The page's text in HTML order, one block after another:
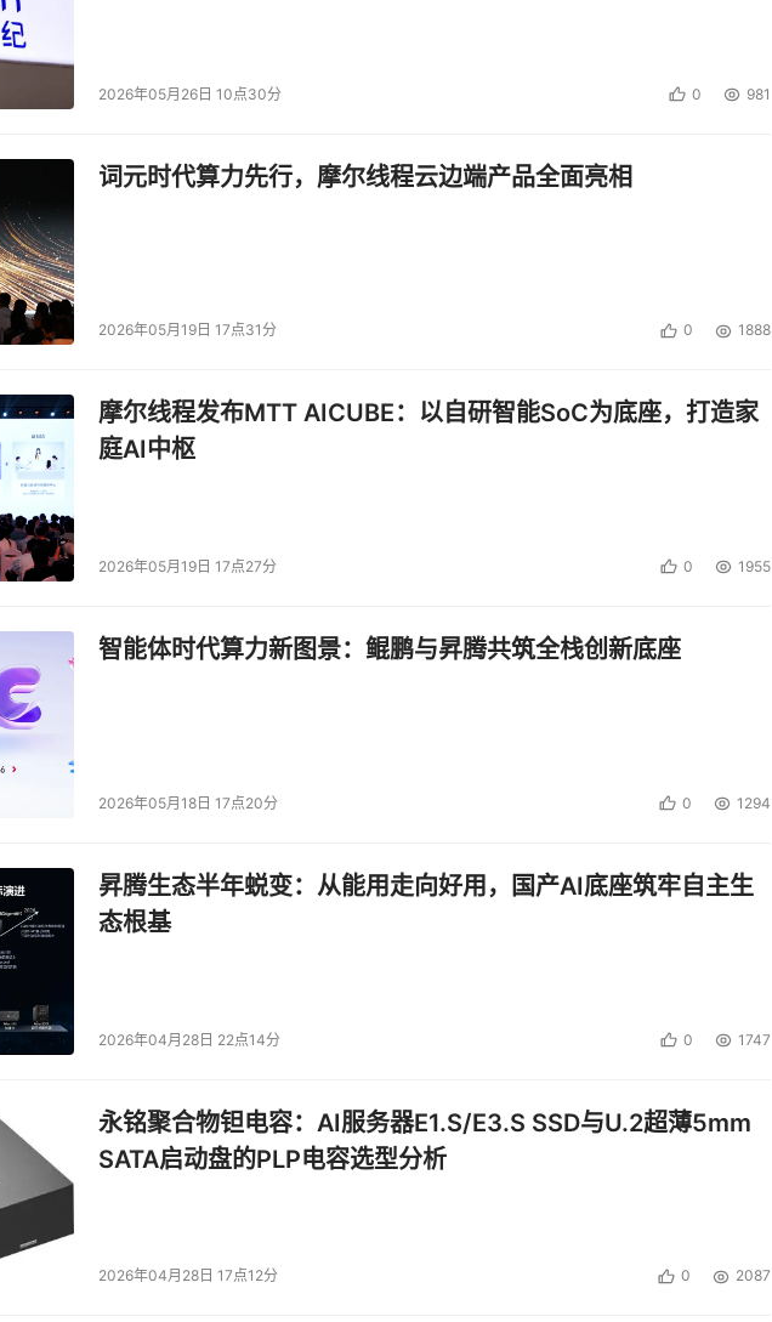
2026年05月26日 10点30分 0 981
词元时代算力先行，摩尔线程云边端产品全面亮相
2026年05月19日 17点31分 0 1888
摩尔线程发布MTT AICUBE：以自研智能SoC为底座，打造家
庭AI中枢
2026年05月19日 17点27分 0 1955
智能体时代算力新图景：鲲鹏与昇腾共筑全栈创新底座
2026年05月18日 17点20分 0 1294
昇腾生态半年蜕变：从能用走向好用，国产AI底座筑牢自主生
态根基
2026年04月28日 22点14分 0 1747
永铭聚合物钽电容：AI服务器E1.S/E3.S SSD与U.2超薄5mm
SATA启动盘的PLP电容选型分析
2026年04月28日 17点12分 0 2087